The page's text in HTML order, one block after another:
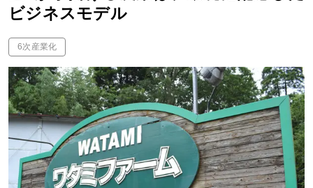
ビジネスモデル
6次産業化